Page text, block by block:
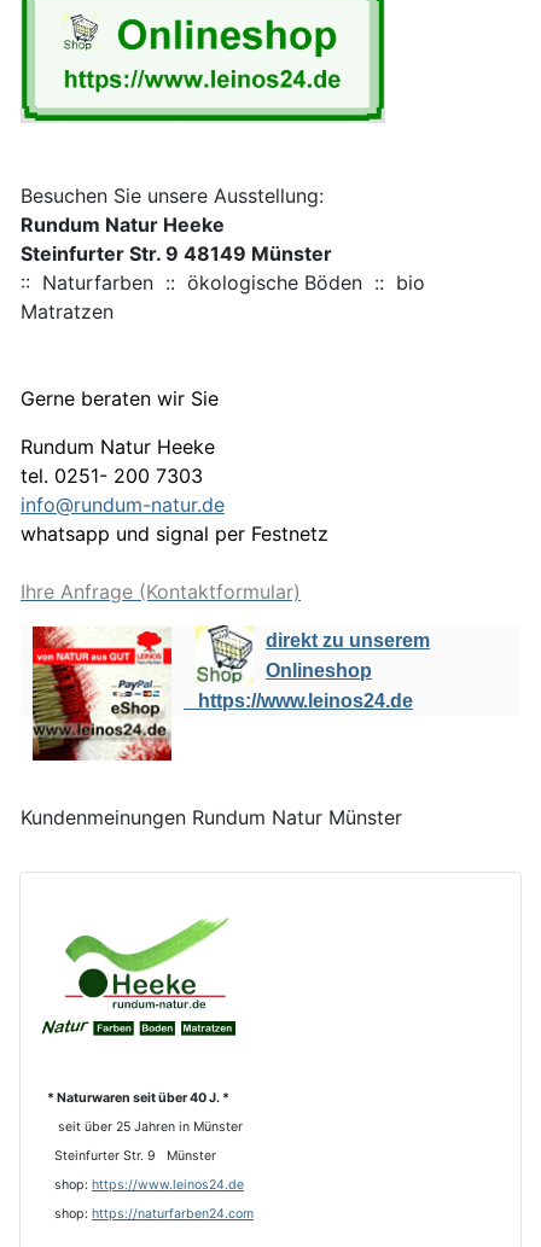
Besuchen Sie unsere Ausstellung:
Rundum Natur Heeke
Steinfurter Str. 9 48149 Münster
:: Naturfarben :: ökologische Böden :: bio
Matratzen
Gerne beraten wir Sie
Rundum Natur Heeke
tel. 0251- 200 7303
info@rundum-natur.de
whatsapp und signal per Festnetz
Ihre Anfrage (Kontaktformular)
direkt zu unserem
Onlineshop
https://www.leinos24.de
Kundenmeinungen Rundum Natur Münster
* Naturwaren seit über 40 J. *
seit über 25 Jahren in Münster
Steinfurter Str. 9 Münster
shop: https://www.leinos24.de
shop: https://naturfarben24.com